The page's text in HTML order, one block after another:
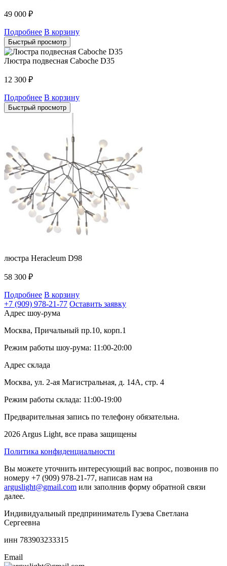
49 000 ₽
Подробнее В корзину
Быстрый просмотр
Люстра подвесная Caboche D35
12 300 ₽
Подробнее В корзину
Быстрый просмотр
люстра Heracleum D98
58 300 ₽
Подробнее В корзину
+7 (909) 978-21-77 Оставить заявку
Адрес шоу-рума
Москва, Причальный пр.10, корп.1
Режим работы шоу-рума: 11:00-20:00
Адрес склада
Москва, ул. 2-ая Магистральная, д. 14А, стр. 4
Режим работы склада: 11:00-19:00
Предварительная запись по телефону обязательна.
2026 Argus Light, все права защищены
Политика конфиденциальности
Вы можете уточнить интересующий вас вопрос, позвонив по
номеру +7 (909) 978-21-77, написав нам на
arguslight@gmail.com или заполнив форму обратной связи
далее.
Индивидуальный предприниматель Гузева Светлана
Сергеевна
инн 783903233315
Email